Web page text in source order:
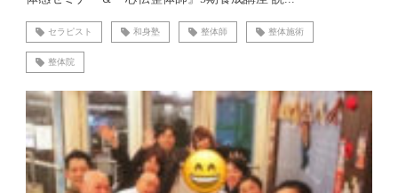
セラピスト 和身塾 整体師 整体施術
整体院